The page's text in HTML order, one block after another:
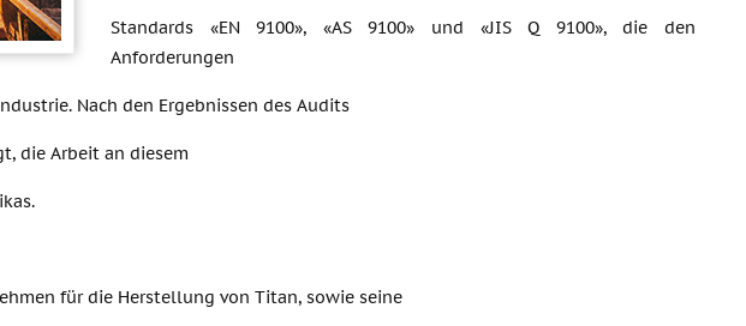
Standards «EN 9100», «AS 9100» und «JIS Q 9100», die den
Anforderungen
Nach den Ergebnissen des Audits
die Arbeit an diesem
für die Herstellung von Titan, sowie seine